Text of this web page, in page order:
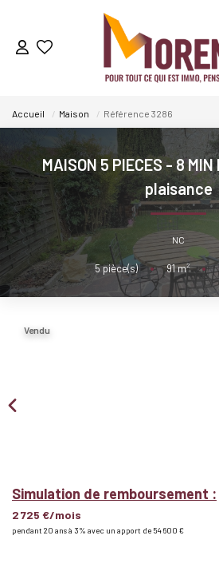
VENTES
LOCATIONS
GESTION
ESTIMATION
NOS
Accueil Maison Référence 3286
MAISON 5 PIECES - 8 MIN
plaisance
NC
5pièce(s) • 91m² •
Vendu
Simulation de remboursement :
2 725 €/mois
pendant 20 ans à 3% avec un apport de 54 600 €